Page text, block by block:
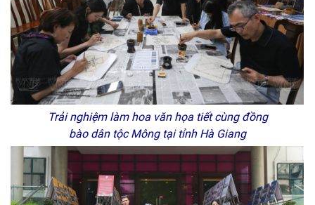
Trải nghiệm làm hoa văn họa tiết cùng đồng
bào dân tộc Mông tại tỉnh Hà Giang